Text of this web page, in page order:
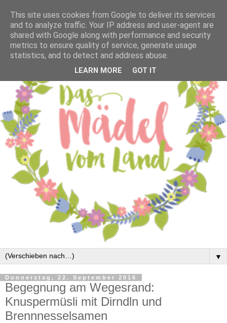
▼
Donnerstag, 22. September 2016
Begegnung am Wegesrand:
Knuspermüsli mit Dirndln und
Brennnesselsamen
This site uses cookies from Google to deliver its services
and to analyze traffic. Your IP address and user-agent are
shared with Google along with performance and security
metrics to ensure quality of service, generate usage
statistics, and to detect and address abuse.
LEARN MORE GOT IT